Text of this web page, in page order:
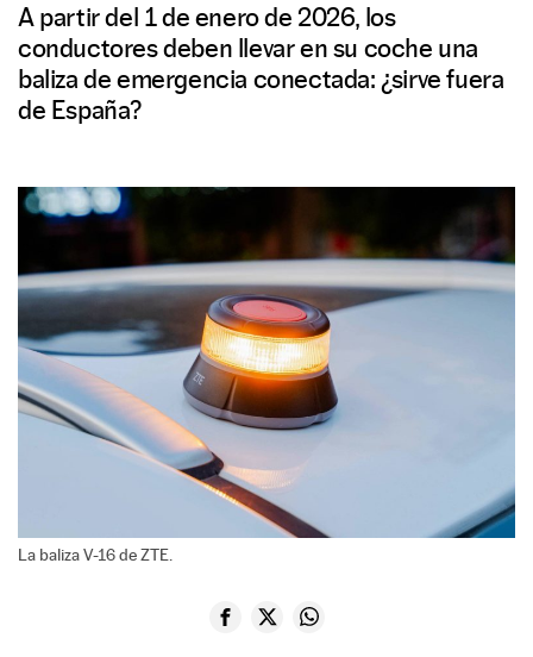
A partir del 1 de enero de 2026, los
conductores deben llevar en su coche una
baliza de emergencia conectada: ¿sirve fuera
de España?
La baliza V-16 de ZTE.